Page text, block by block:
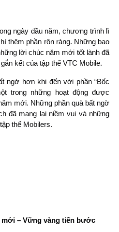
ngày đầu năm, chương trình lì
thêm phần rộn ràng. Những bao
lời chúc năm mới tốt lành đã
kết của tập thể VTC Mobile.
ngờ hơn khi đến với phần “Bốc
trong những hoạt động được
mới. Những phần quà bất ngờ
đã mang lại niềm vui và những
thể Mobilers.
mới – Vững vàng tiến bước